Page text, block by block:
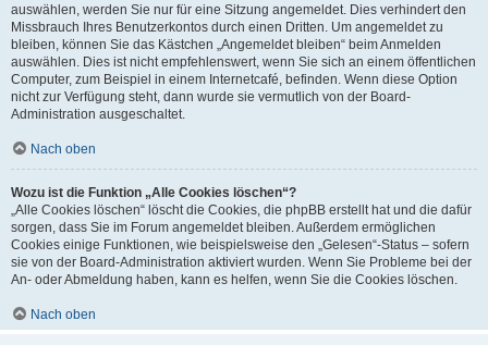
auswählen, werden Sie nur für eine Sitzung angemeldet. Dies verhindert den
Missbrauch Ihres Benutzerkontos durch einen Dritten. Um angemeldet zu
bleiben, können Sie das Kästchen „Angemeldet bleiben“ beim Anmelden
auswählen. Dies ist nicht empfehlenswert, wenn Sie sich an einem öffentlichen
Computer, zum Beispiel in einem Internetcafé, befinden. Wenn diese Option
nicht zur Verfügung steht, dann wurde sie vermutlich von der Board-
Administration ausgeschaltet.
Nach oben
Wozu ist die Funktion „Alle Cookies löschen“?
„Alle Cookies löschen“ löscht die Cookies, die phpBB erstellt hat und die dafür
sorgen, dass Sie im Forum angemeldet bleiben. Außerdem ermöglichen
Cookies einige Funktionen, wie beispielsweise den „Gelesen“-Status – sofern
sie von der Board-Administration aktiviert wurden. Wenn Sie Probleme bei der
An- oder Abmeldung haben, kann es helfen, wenn Sie die Cookies löschen.
Nach oben